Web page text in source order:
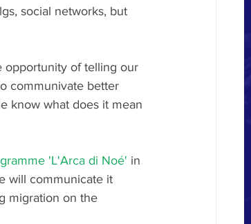
social networks, but
opportunity of telling our
communivate better
know what does it mean
'L'Arca di Noé' in
will communicate it
migration on the